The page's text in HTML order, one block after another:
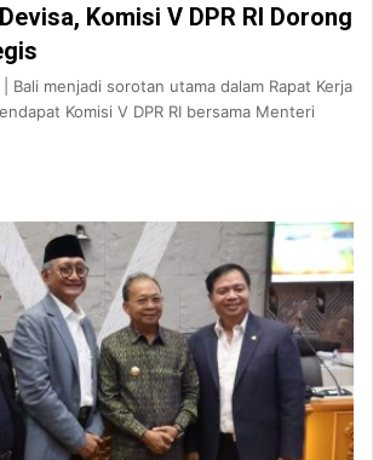
Komisi V DPR RI Dorong
Bali menjadi sorotan utama dalam Rapat Kerja
Komisi V DPR RI bersama Menteri